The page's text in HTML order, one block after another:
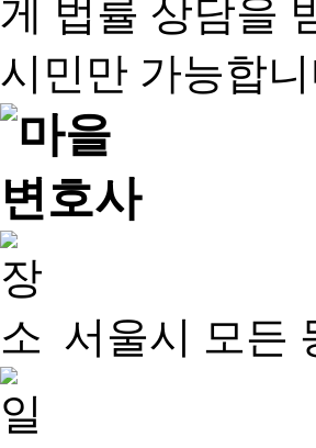
서울시 모든